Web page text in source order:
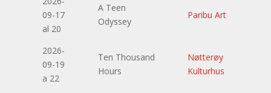
09-17
al 20
A Teen
Odyssey
Paribu Art
2026-
09-19
a 22
Ten Thousand
Hours
Nøtterøy
Kulturhus